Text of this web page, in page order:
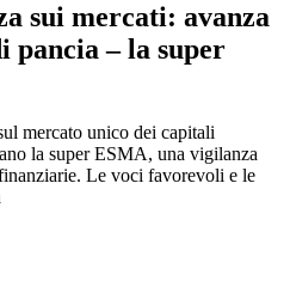
sui mercati: avanza
pancia – la super
mercato unico dei capitali
la super ESMA, una vigilanza
Le voci favorevoli e le